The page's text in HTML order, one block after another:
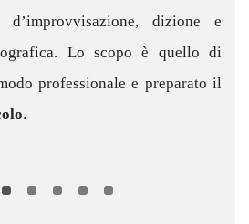
d’improvvisazione, dizione e
Lo scopo è quello di
professionale e preparato il
.